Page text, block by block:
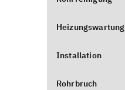
Heizungswartung
Installation
Rohrbruch